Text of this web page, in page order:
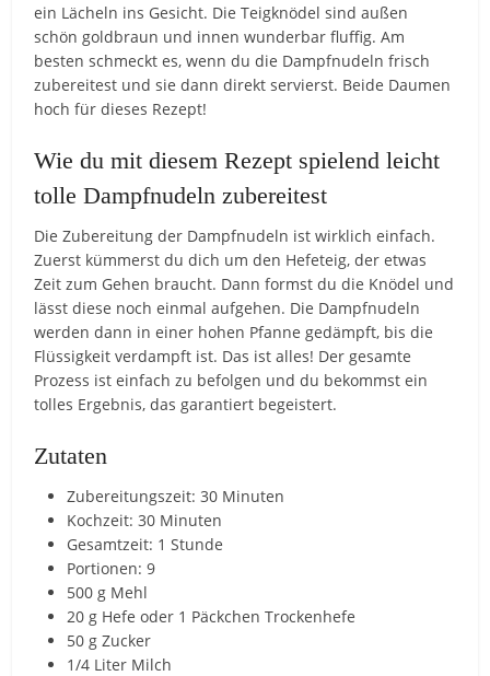
ein Lächeln ins Gesicht. Die Teigknödel sind außen
schön goldbraun und innen wunderbar fluffig. Am
besten schmeckt es, wenn du die Dampfnudeln frisch
zubereitest und sie dann direkt servierst. Beide Daumen
hoch für dieses Rezept!
Wie du mit diesem Rezept spielend leicht
tolle Dampfnudeln zubereitest
Die Zubereitung der Dampfnudeln ist wirklich einfach.
Zuerst kümmerst du dich um den Hefeteig, der etwas
Zeit zum Gehen braucht. Dann formst du die Knödel und
lässt diese noch einmal aufgehen. Die Dampfnudeln
werden dann in einer hohen Pfanne gedämpft, bis die
Flüssigkeit verdampft ist. Das ist alles! Der gesamte
Prozess ist einfach zu befolgen und du bekommst ein
tolles Ergebnis, das garantiert begeistert.
Zutaten
Zubereitungszeit: 30 Minuten
Kochzeit: 30 Minuten
Gesamtzeit: 1 Stunde
Portionen: 9
500 g Mehl
20 g Hefe oder 1 Päckchen Trockenhefe
50 g Zucker
1/4 Liter Milch